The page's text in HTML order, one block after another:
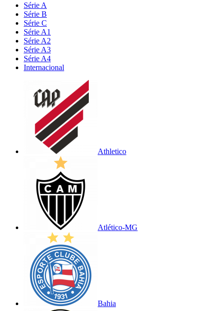
Série A
Série B
Série C
Série A1
Série A2
Série A3
Série A4
Internacional
Athletico
Atlético-MG
Bahia